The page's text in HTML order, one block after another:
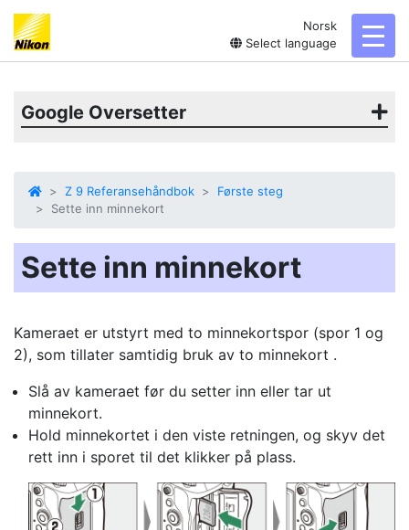
Norsk
Select language
Google Oversetter
Z 9 Referansehåndbok
Første steg
Sette inn minnekort
Sette inn minnekort
Kameraet er utstyrt med to minnekortspor (spor 1 og
2), som tillater samtidig bruk av to minnekort .
Slå av kameraet før du setter inn eller tar ut
minnekort.
Hold minnekortet i den viste retningen, og skyv det
rett inn i sporet til det klikker på plass.